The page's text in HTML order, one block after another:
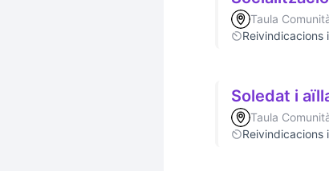
Taula
Reivindicacions
Soledat i
Taula
Reivindicacions